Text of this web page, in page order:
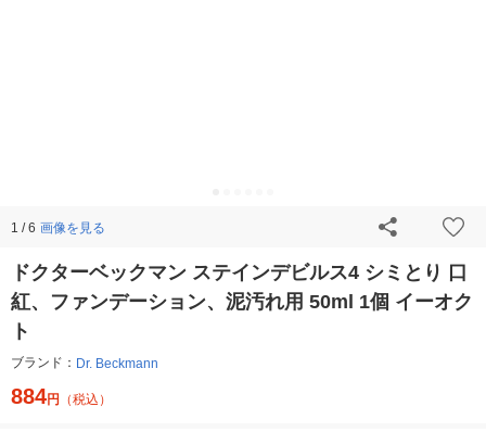
1 / 6 画像を見る
ドクターベックマン ステインデビルス4 シミとり 口
紅、ファンデーション、泥汚れ用 50ml 1個 イーオク
ト
ブランド： Dr. Beckmann
884円 （税込）